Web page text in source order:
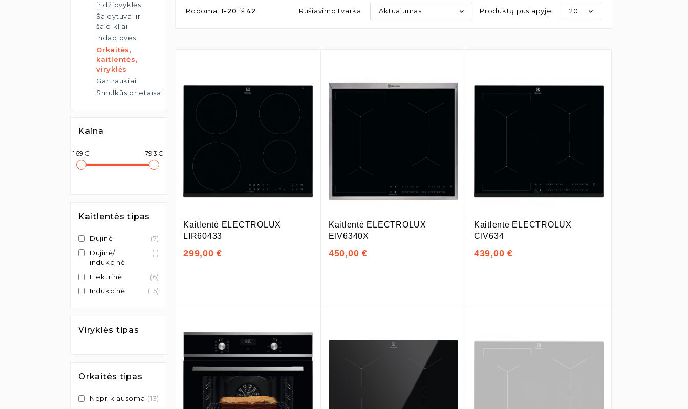
ir džiovyklės
Šaldytuvai ir
šaldikliai
Indaplovės
Orkaitės,
kaitlentės,
viryklės
Gartraukiai
Smulkūs prietaisai
Kaina
169€ 793€
Kaitlentės tipas
Dujinė
(7)
Dujinė/
indukcinė
(1)
Elektrinė
(6)
Indukcinė
(15)
Viryklės tipas
Orkaitės tipas
Nepriklausoma (13)
Rodoma: 1-20 iš 42 Rūšiavimo tvarka: Aktualumas Produktų puslapyje: 20
Kaitlentė ELECTROLUX
LIR60433
299,00 €
Kaitlentė ELECTROLUX
EIV6340X
450,00 €
Kaitlentė ELECTROLUX
CIV634
439,00 €